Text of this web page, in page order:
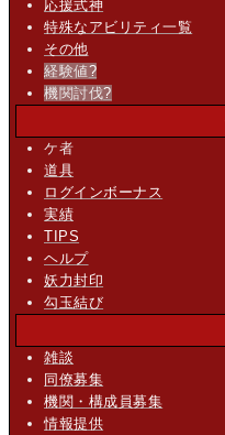
応援式神
特殊なアビリティ一覧
その他
経験値?
機関討伐?
ケ者
道具
ログインボーナス
実績
TIPS
ヘルプ
妖力封印
勾玉結び
雑談
同僚募集
機関・構成員募集
情報提供